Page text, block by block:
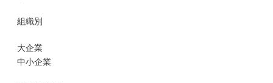
組織別
大企業
中小企業